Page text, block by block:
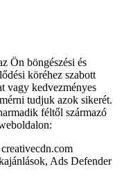
Ön böngészési és
köréhez szabott
vagy kedvezményes
tudjuk azok sikerét.
féltől származó
Ads Defender